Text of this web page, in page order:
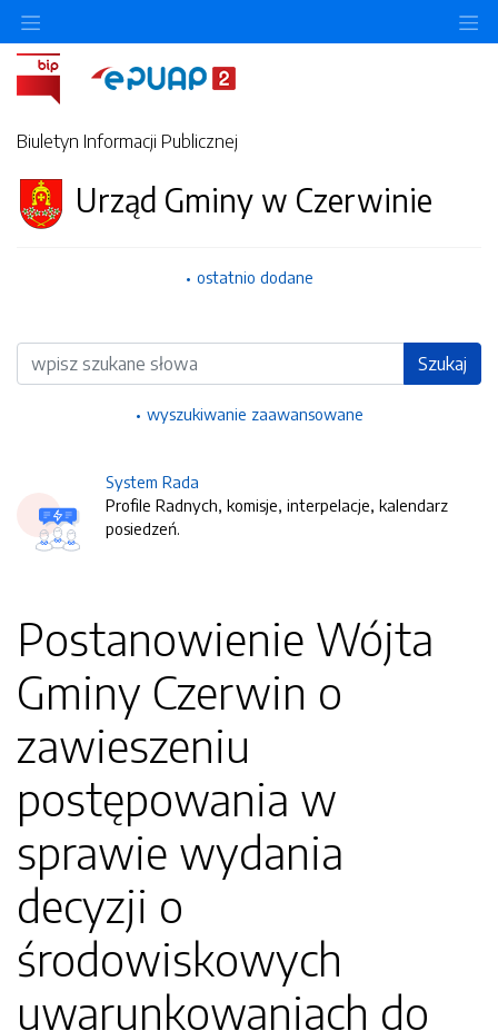
Biuletyn Informacji Publicznej
Urząd Gminy w Czerwinie
ostatnio dodane
Wyszukiwarka Szukaj
wyszukiwanie zaawansowane
System Rada
Profile Radnych, komisje, interpelacje, kalendarz
posiedzeń.
Postanowienie Wójta
Gminy Czerwin o
zawieszeniu
postępowania w
sprawie wydania
decyzji o
środowiskowych
uwarunkowaniach do